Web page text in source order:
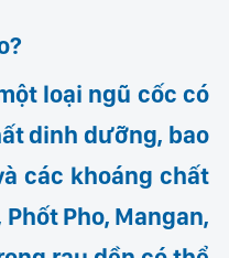
loại ngũ cốc có
dinh dưỡng, bao
các khoáng chất
Pho, Mangan,